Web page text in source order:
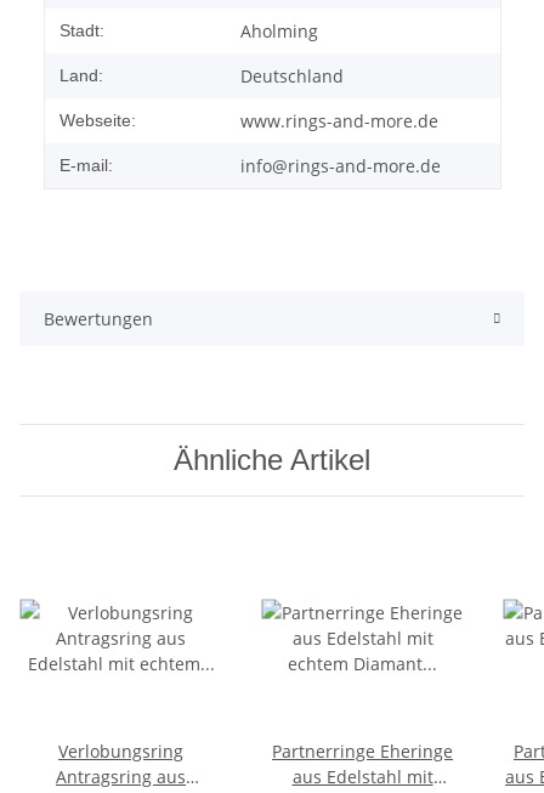
Stadt: Aholming
Land: Deutschland
Webseite: www.rings-and-more.de
E-mail: info@rings-and-more.de
Bewertungen
Ähnliche Artikel
Verlobungsring
Antragsring aus
Partnerringe Eheringe
aus Edelstahl mit
aus